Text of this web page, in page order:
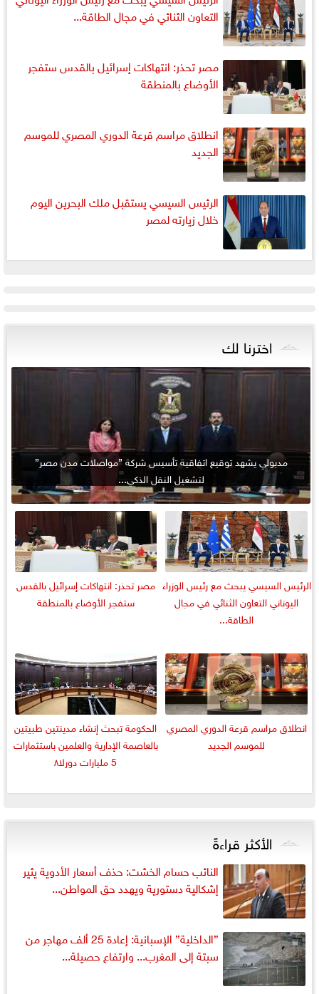
التعاون الثنائي في مجال الطاقة...
مصر تحذر: انتهاكات إسرائيل بالقدس ستفجر
الأوضاع بالمنطقة
انطلاق مراسم قرعة الدوري المصري للموسم
الجديد
الرئيس السيسي يستقبل ملك البحرين اليوم
خلال زيارته لمصر
اخترنا لك
مدبولي يشهد توقيع اتفاقية تأسيس شركة ”مواصلات مدن مصر”
لتشغيل النقل الذكي...
الرئيس السيسي يبحث مع رئيس الوزراء
اليوناني التعاون الثنائي في مجال
الطاقة...
مصر تحذر: انتهاكات إسرائيل بالقدس
ستفجر الأوضاع بالمنطقة
انطلاق مراسم قرعة الدوري المصري
للموسم الجديد
الحكومة تبحث إنشاء مدينتين طبيتين
بالعاصمة الإدارية والعلمين باستثمارات
5 مليارات دورلا٨
الأكثر قراءةً
النائب حسام الخشت: حذف أسعار الأدوية يثير
إشكالية دستورية ويهدد حق المواطن...
”الداخلية” الإسبانية: إعادة 25 ألف مهاجر من
سبتة إلى المغرب... وارتفاع حصيلة...